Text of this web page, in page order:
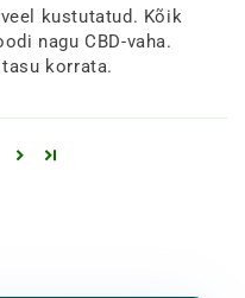
kustutatud. Kõik
nagu CBD-vaha.
korrata.